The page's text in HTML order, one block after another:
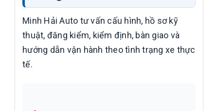
Minh Hải Auto tư vấn cấu hình, hồ sơ kỹ
thuật, đăng kiểm, kiểm định, bàn giao và
hướng dẫn vận hành theo tình trạng xe thực
tế.